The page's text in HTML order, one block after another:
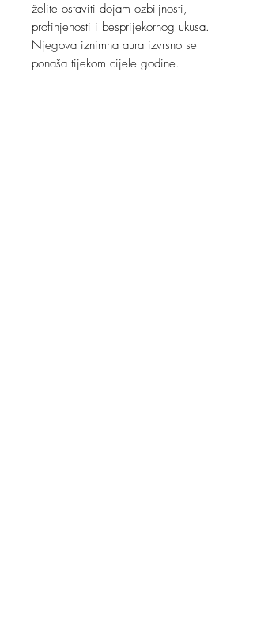
želite ostaviti dojam ozbiljnosti,
profinjenosti i besprijekornog ukusa.
Njegova iznimna aura izvrsno se
ponaša tijekom cijele godine.